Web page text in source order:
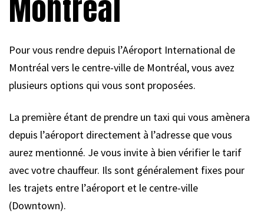
Montréal
Pour vous rendre depuis l’Aéroport International de
Montréal vers le centre-ville de Montréal, vous avez
plusieurs options qui vous sont proposées.
La première étant de prendre un taxi qui vous amènera
depuis l’aéroport directement à l’adresse que vous
aurez mentionné. Je vous invite à bien vérifier le tarif
avec votre chauffeur. Ils sont généralement fixes pour
les trajets entre l’aéroport et le centre-ville
(Downtown).